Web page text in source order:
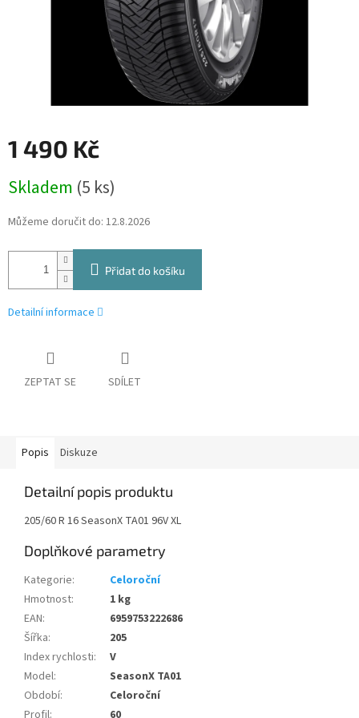
1 490 Kč
cena:
Skladem (5 ks)
Můžeme doručit do: 12.8.2026
Přidat do košíku
Detailní informace
ZEPTAT SE SDÍLET
Popis Diskuze
Detailní popis produktu
205/60 R 16 SeasonX TA01 96V XL
Doplňkové parametry
Kategorie:
Celoroční
Hmotnost:
1 kg
EAN:
6959753222686
Šířka:
205
Index rychlosti:
V
Model:
SeasonX TA01
Období:
Celoroční